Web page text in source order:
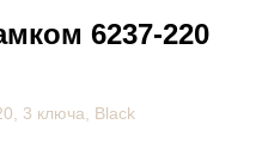
6237-220